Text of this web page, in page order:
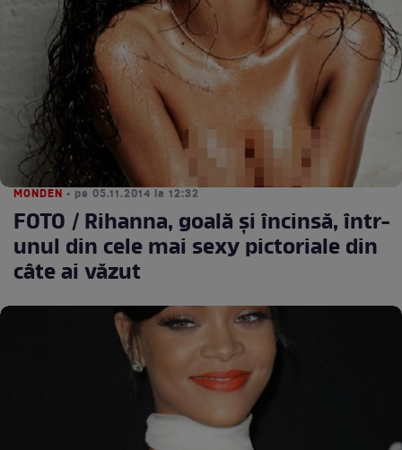
MONDEN • pe 05.11.2014 la 12:32
FOTO / Rihanna, goală şi încinsă, într-
unul din cele mai sexy pictoriale din
câte ai văzut